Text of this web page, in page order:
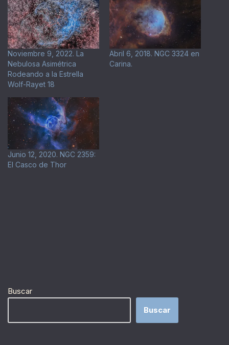
Noviembre 9, 2022. La
Nebulosa Asimétrica
Rodeando a la Estrella
Wolf-Rayet 18
Abril 6, 2018. NGC 3324 en
Carina.
Junio 12, 2020. NGC 2359:
El Casco de Thor
Buscar
Buscar